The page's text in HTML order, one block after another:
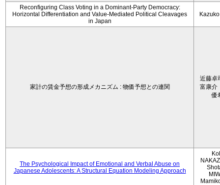
Reconfiguring Class Voting in a Dominant-Party Democracy:
Horizontal Differentiation and Value-Mediated Political Cleavages
in Japan
家計の賃金予想の形成メカニズム : 物価予想との連関
近藤卓
富康介
優
The Psychological Impact of Emotional and Verbal Abuse on
Japanese Adolescents: A Structural Equation Modeling Approach